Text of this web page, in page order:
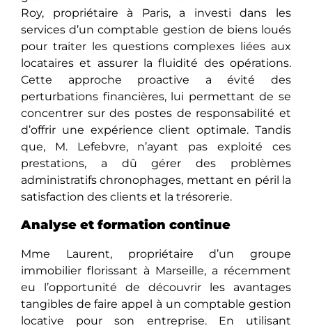
Roy, propriétaire à Paris, a investi dans les
services d’un comptable gestion de biens loués
pour traiter les questions complexes liées aux
locataires et assurer la fluidité des opérations.
Cette approche proactive a évité des
perturbations financières, lui permettant de se
concentrer sur des postes de responsabilité et
d’offrir une expérience client optimale. Tandis
que, M. Lefebvre, n’ayant pas exploité ces
prestations, a dû gérer des problèmes
administratifs chronophages, mettant en péril la
satisfaction des clients et la trésorerie.
Analyse et formation continue
Mme Laurent, propriétaire d’un groupe
immobilier florissant à Marseille, a récemment
eu l’opportunité de découvrir les avantages
tangibles de faire appel à un comptable gestion
locative pour son entreprise. En utilisant